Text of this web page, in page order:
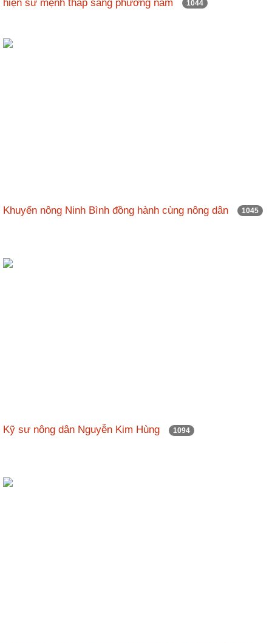
hiện sứ mệnh thắp sáng phương nam 1044
Khuyến nông Ninh Bình đồng hành cùng nông dân 1045
Kỹ sư nông dân Nguyễn Kim Hùng 1094